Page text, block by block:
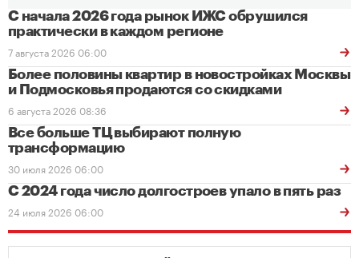
С начала 2026 года рынок ИЖС обрушился
практически в каждом регионе
7 августа 2026 06:00
Более половины квартир в новостройках Москвы
и Подмосковья продаются со скидками
6 августа 2026 08:36
Все больше ТЦ выбирают полную
трансформацию
30 июля 2026 06:00
С 2024 года число долгостроев упало в пять раз
24 июля 2026 06:00